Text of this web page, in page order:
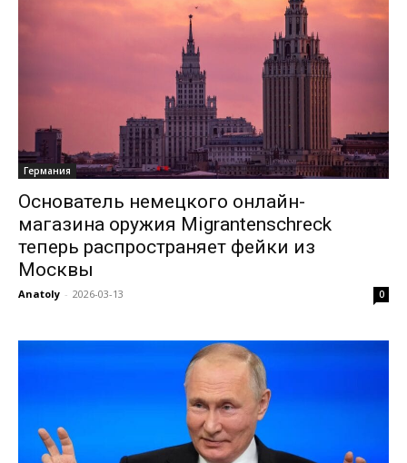
Германия
Основатель немецкого онлайн-
магазина оружия Migrantenschreck
теперь распространяет фейки из
Москвы
Anatoly - 2026-03-13 0